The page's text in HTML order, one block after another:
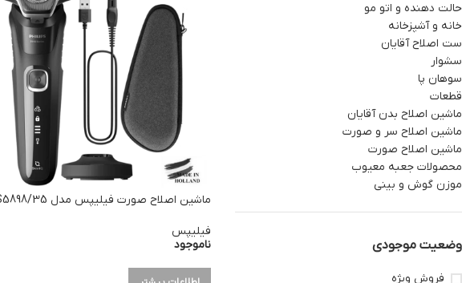
حالت دهنده و اتو مو
خانه و آشپزخانه
ست اصلاح آقایان
سشوار
سوهان پا
قطعات
ماشین اصلاح بدن آقایان
ماشین اصلاح سر و صورت
ماشین اصلاح صورت
محصولات جعبه معیوب
موزن گوش و بینی
وضعیت موجودی
فروش ویژه
ماشین اصلاح صورت فیلیپس مدل S5898/35
فیلیپس
ناموجود